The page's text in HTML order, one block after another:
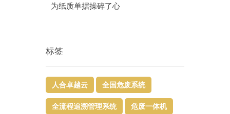
为纸质单据操碎了心
标签
人合卓越云 全国危废系统
全流程追溯管理系统 危废一体机